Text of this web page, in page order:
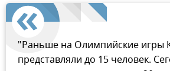
"Раньше на Олимпийские игры
представляли до 15 человек.